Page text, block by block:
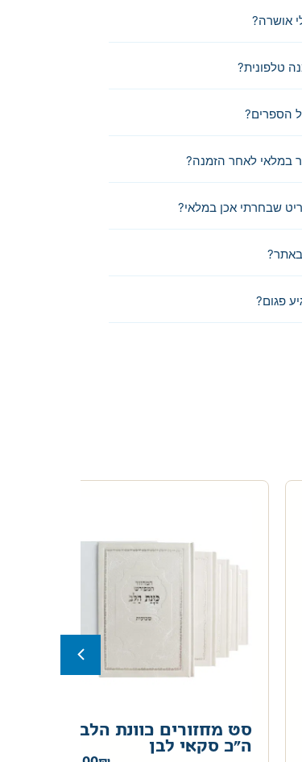
אושרה?
טלפונית?
הספרים?
במלאי לאחר הזמנה?
שבחרתי אכן במלאי?
פגום?
סט מחזורים כוונת הלב
ה"כ סקאי לבן